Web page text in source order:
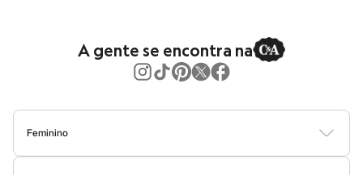
Carteiras
Óculos
Relógios
Calçados
A gente se encontra na
Feminino
BlusasCalçasVestidosSaiasCasacosModa PraiaModa Íntima